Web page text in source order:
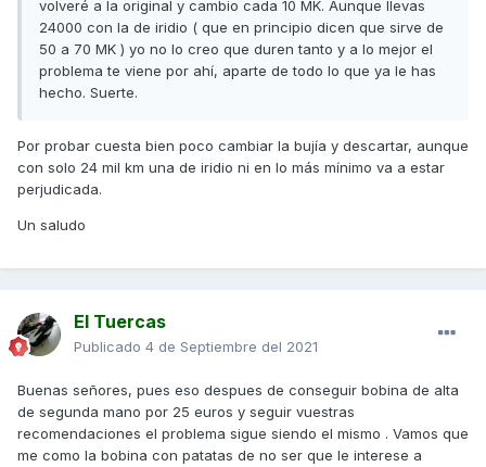
volveré a la original y cambio cada 10 MK. Aunque llevas
24000 con la de iridio ( que en principio dicen que sirve de
50 a 70 MK ) yo no lo creo que duren tanto y a lo mejor el
problema te viene por ahí, aparte de todo lo que ya le has
hecho. Suerte.
Por probar cuesta bien poco cambiar la bujía y descartar, aunque
con solo 24 mil km una de iridio ni en lo más mínimo va a estar
perjudicada.
Un saludo
El Tuercas
Publicado 4 de Septiembre del 2021
Buenas señores, pues eso despues de conseguir bobina de alta
de segunda mano por 25 euros y seguir vuestras
recomendaciones el problema sigue siendo el mismo . Vamos que
me como la bobina con patatas de no ser que le interese a